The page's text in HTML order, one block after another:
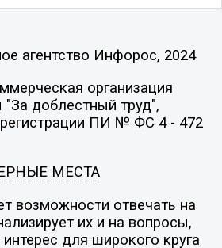
агентство Инфорос, 2024
организация
"За доблестный труд",
ПИ № ФС 4 - 472
МЕСТА
возможности отвечать на
их и на вопросы,
для широкого круга